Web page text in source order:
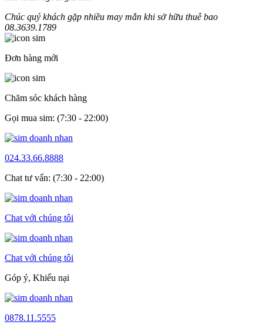
Chúc quý khách gặp nhiều may mắn khi sở hữu thuê bao
08.3639.1789
Đơn hàng mới
Chăm sóc khách hàng
Gọi mua sim: (7:30 - 22:00)
024.33.66.8888
Chat tư vấn: (7:30 - 22:00)
Chat với chúng tôi
Chat với chúng tôi
Góp ý, Khiếu nại
0878.11.5555